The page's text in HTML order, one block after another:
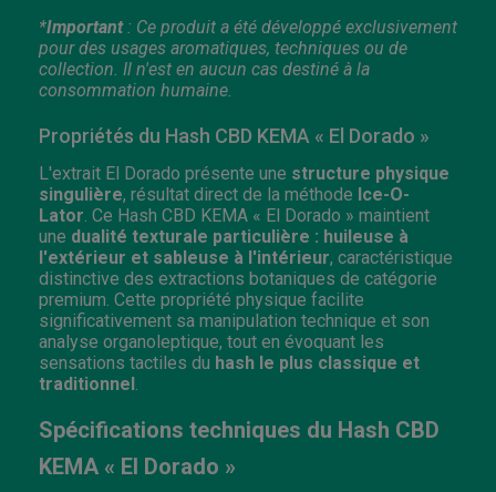
*Important: Ce produit a été développé exclusivement
pour des usages aromatiques, techniques ou de
collection. Il n'est en aucun cas destiné à la
consommation humaine.
Propriétés du Hash CBD KEMA « El Dorado »
L'extrait El Dorado présente une structure physique
singulière, résultat direct de la méthode Ice-O-
Lator . Ce Hash CBD KEMA « El Dorado » maintient
une dualité texturale particulière : huileuse à
l'extérieur et sableuse à l'intérieur, caractéristique
distinctive des extractions botaniques de catégorie
premium. Cette propriété physique facilite
significativement sa manipulation technique et son
analyse organoleptique, tout en évoquant les
sensations tactiles du hash le plus classique et
traditionnel
Spécifications techniques du Hash CBD
KEMA « El Dorado »